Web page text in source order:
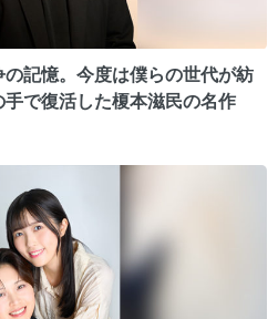
記憶。今度は僕らの世代が紡
で復活した榎本滋民の名作